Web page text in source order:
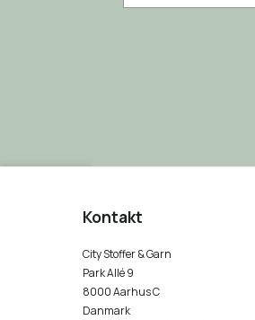
Kontakt
City Stoffer & Garn
Park Allé 9
8000 Aarhus C
Danmark